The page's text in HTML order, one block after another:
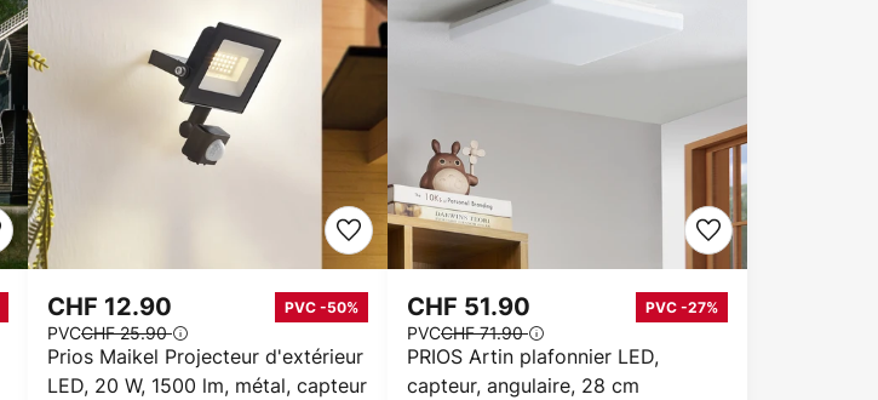
Prios Maikel Projecteur d'extérieur
LED, 20 W, 1500 lm, métal, capteur
CHF 12.90 PVC -50%
PVCCHF 25.90
PRIOS Artin plafonnier LED,
capteur, angulaire, 28 cm
CHF 51.90 PVC -27%
PVCCHF 71.90